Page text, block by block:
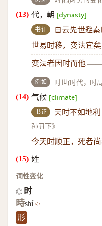
代，朝 [dynasty]
书证 自云先世避
世易时移，变法宜矣
变法者因时而他
例如 时世(时代，时
气候 [climate]
书证 天时不如地
孙丑下》
今天时顺正，死者
姓
词性变化
◎ 时
時shí
形